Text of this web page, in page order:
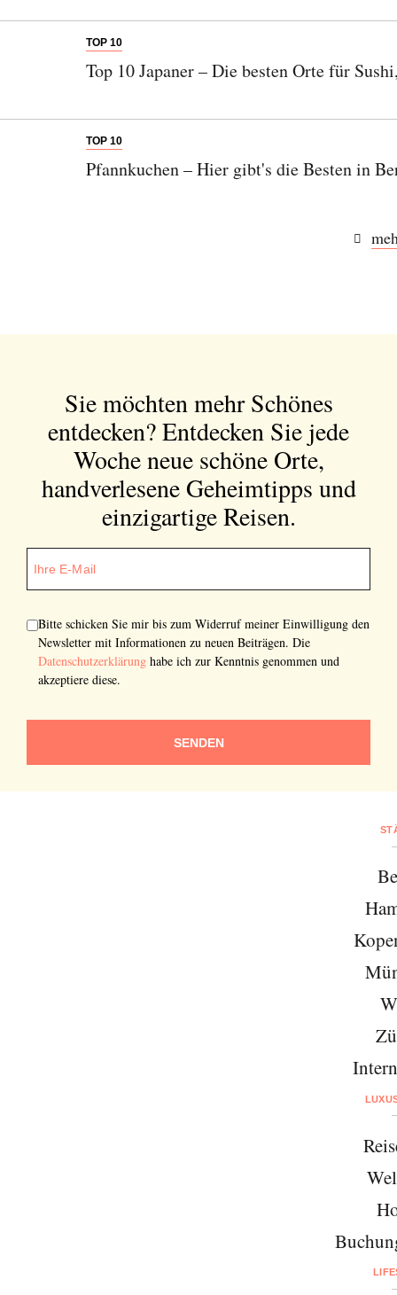
TOP 10
Top 10 Japaner – Die besten Orte für
TOP 10
Pfannkuchen – Hier gibt's die Besten in
Sie möchten mehr Schönes
entdecken?Entdecken Sie jede
Woche neue schöne Orte,
handverlesene Geheimtipps und
einzigartige Reisen.
Bitte schicken Sie mir bis zum Widerruf meiner Einwilligung den
Newsletter mit Informationen zu neuen Beiträgen. Die
Datenschutzerklärung habe ich zur Kenntnis genommen und
akzeptiere diese.
SENDEN